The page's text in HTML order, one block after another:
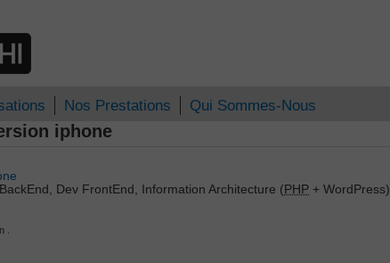
Nos Prestations Qui Sommes-Nous
iphone
Dev FrontEnd, Information Architecture ( PHP + WordPress)
.